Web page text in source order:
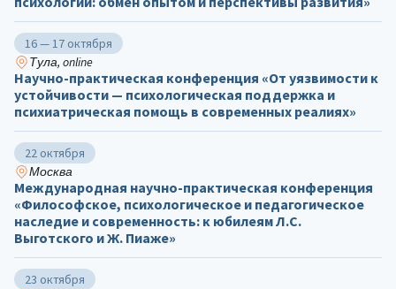
16 — 17 октября
Тула, online
Научно-практическая конференция «От уязвимости к
устойчивости — психологическая поддержка и
психиатрическая помощь в современных реалиях»
22 октября
Москва
Международная научно-практическая конференция
«Философское, психологическое и педагогическое
наследие и современность: к юбилеям Л.С.
Выготского и Ж. Пиаже»
23 октября